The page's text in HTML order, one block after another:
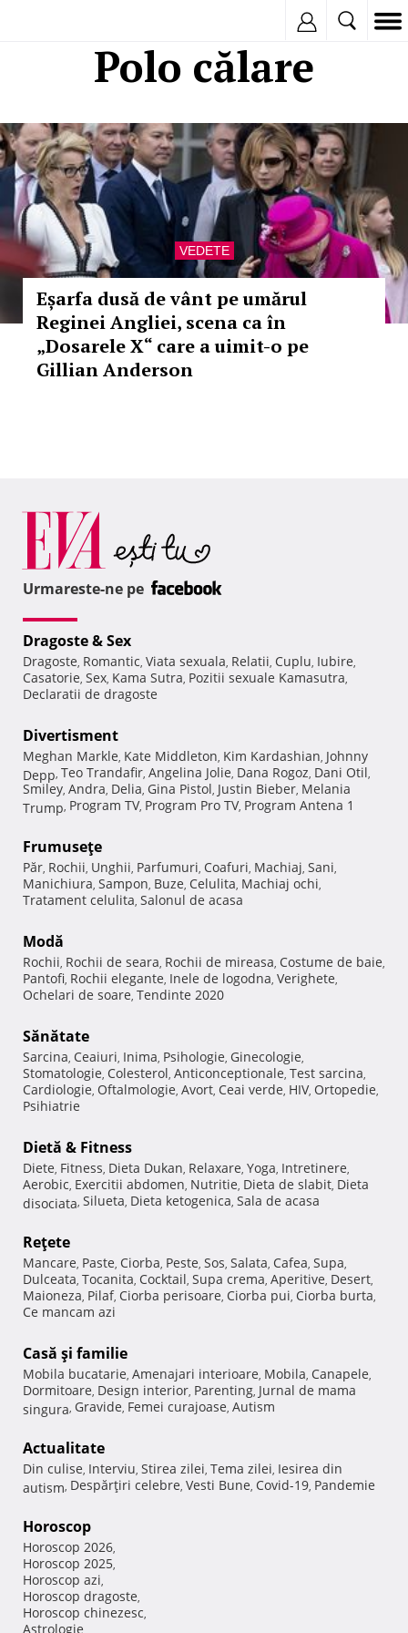
Polo călare
VEDETE
Eșarfa dusă de vânt pe umărul
Reginei Angliei, scena ca în
„Dosarele X“ care a uimit-o pe
Gillian Anderson
Urmareste-ne pe
Dragoste & Sex
Dragoste, Romantic, Viata sexuala, Relatii, Cuplu, Iubire,
Casatorie, Sex, Kama Sutra, Pozitii sexuale Kamasutra,
Declaratii de dragoste
Divertisment
Meghan Markle, Kate Middleton, Kim Kardashian, Johnny
Depp, Teo Trandafir, Angelina Jolie, Dana Rogoz, Dani Otil,
Smiley, Andra, Delia, Gina Pistol, Justin Bieber, Melania
Trump, Program TV, Program Pro TV, Program Antena 1
Frumuseţe
Păr, Rochii, Unghii, Parfumuri, Coafuri, Machiaj, Sani,
Manichiura, Sampon, Buze, Celulita, Machiaj ochi,
Tratament celulita, Salonul de acasa
Modă
Rochii, Rochii de seara, Rochii de mireasa, Costume de baie,
Pantofi, Rochii elegante, Inele de logodna, Verighete,
Ochelari de soare, Tendinte 2020
Sănătate
Sarcina, Ceaiuri, Inima, Psihologie, Ginecologie,
Stomatologie, Colesterol, Anticonceptionale, Test sarcina,
Cardiologie, Oftalmologie, Avort, Ceai verde, HIV, Ortopedie,
Psihiatrie
Dietă & Fitness
Diete, Fitness, Dieta Dukan, Relaxare, Yoga, Intretinere,
Aerobic, Exercitii abdomen, Nutritie, Dieta de slabit, Dieta
disociata, Silueta, Dieta ketogenica, Sala de acasa
Reţete
Mancare, Paste, Ciorba, Peste, Sos, Salata, Cafea, Supa,
Dulceata, Tocanita, Cocktail, Supa crema, Aperitive, Desert,
Maioneza, Pilaf, Ciorba perisoare, Ciorba pui, Ciorba burta,
Ce mancam azi
Casă şi familie
Mobila bucatarie, Amenajari interioare, Mobila, Canapele,
Dormitoare, Design interior, Parenting, Jurnal de mama
singura, Gravide, Femei curajoase, Autism
Actualitate
Din culise, Interviu, Stirea zilei, Tema zilei, Iesirea din
autism, Despărţiri celebre, Vesti Bune, Covid-19, Pandemie
Horoscop
Horoscop 2026,
Horoscop 2025,
Horoscop azi,
Horoscop dragoste,
Horoscop chinezesc,
Astrologie